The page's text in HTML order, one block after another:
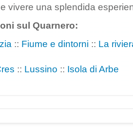
vivere una splendida
sul Quarnero:
:: Fiume e dintorni :: La
:: Lussino :: Isola di Arbe